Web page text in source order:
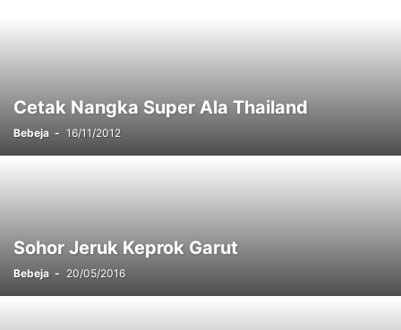
Cetak Nangka Super Ala Thailand
Bebeja - 16/11/2012
Sohor Jeruk Keprok Garut
Bebeja - 20/05/2016